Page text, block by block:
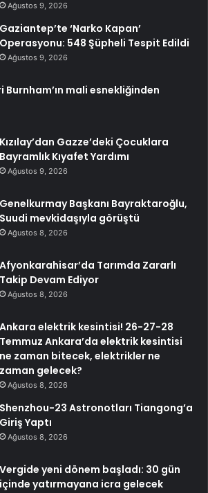
Ağustos 9, 2026
Gaziantep’te ‘Narko Kapan’
Operasyonu: 548 Şüpheli Tespit Edildi
Ağustos 9, 2026
mali esnekliğinden
Kızılay’dan Gazze’deki Çocuklara
Bayramlık Kıyafet Yardımı
Ağustos 9, 2026
Genelkurmay Başkanı Bayraktaroğlu,
Suudi mevkidaşıyla görüştü
Ağustos 8, 2026
Afyonkarahisar’da Tarımda Zararlı
Takip Devam Ediyor
Ağustos 8, 2026
Ankara elektrik kesintisi! 26-27-28
Temmuz Ankara’da elektrik kesintisi
ne zaman bitecek, elektrikler ne
zaman gelecek?
Ağustos 8, 2026
Shenzhou-23 Astronotları Tiangong’a
Giriş Yaptı
Ağustos 8, 2026
Vergide yeni dönem başladı: 30 gün
içinde yatırmayana icra gelecek